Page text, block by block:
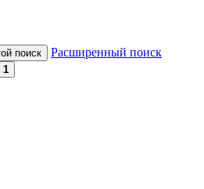
Расширенный поиск
1